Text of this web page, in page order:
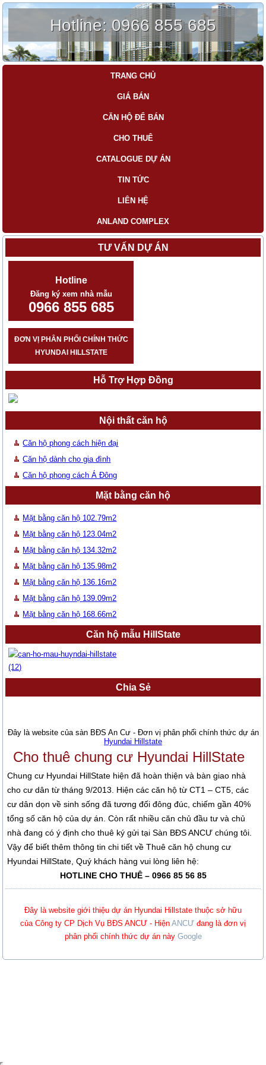
Hotline:0966 855 685
TRANG CHỦ
GIÁ BÁN
CĂN HỘ ĐỂ BÁN
CHO THUÊ
CATALOGUE DỰ ÁN
TIN TỨC
LIÊN HỆ
ANLAND COMPLEX
TƯ VẤN DỰ ÁN
Hotline
Đăng ký xem nhà mẫu
0966 855 685
ĐƠN VỊ PHÂN PHỐI CHÍNH THỨC
HYUNDAI HILLSTATE
Hỗ Trợ Hợp Đồng
Nội thất căn hộ
Căn hộ phong cách hiện đại
Căn hộ dành cho gia đình
Căn hộ phong cách Á Đông
Mặt bằng căn hộ
Mặt bằng căn hộ 102.79m2
Mặt bằng căn hộ 123.04m2
Mặt bằng căn hộ 134.32m2
Mặt bằng căn hộ 135.98m2
Mặt bằng căn hộ 136.16m2
Mặt bằng căn hộ 139.09m2
Mặt bằng căn hộ 168.66m2
Căn hộ mẫu HillState
Chia Sẻ
Đây là website của sàn BĐS An Cư - Đơn vị phân phối chính thức dự án
Hyundai Hillstate
Cho thuê chung cư Hyundai HillState
Chung cư Hyundai HillState hiện đã hoàn thiện và bàn giao nhà
cho cư dân từ tháng 9/2013. Hiện các căn hộ từ CT1 – CT5, các
cư dân dọn về sinh sống đã tương đối đông đúc, chiếm gần 40%
tổng số căn hộ của dự án. Còn rất nhiều căn chủ đầu tư và chủ
nhà đang có ý định cho thuê ký gửi tại Sàn BĐS ANCƯ chúng tôi.
Vậy để biết thêm thông tin chi tiết về Thuê căn hộ chung cư
Hyundai HillState, Quý khách hàng vui lòng liên hệ:
HOTLINE CHO THUÊ – 0966 85 56 85
Đây là website giới thiệu dự án Hyundai Hillstate thuộc sở hữu
của Công ty CP Dịch Vụ BĐS ANCƯ - Hiện ANCƯ đang là đơn vị
phân phối chính thức dự án này Google